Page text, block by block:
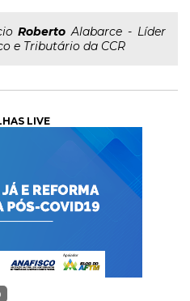
Roberto Alabarce - Líder
e Tributário da CCR
LIVE